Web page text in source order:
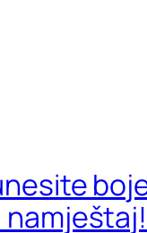
namještaj!